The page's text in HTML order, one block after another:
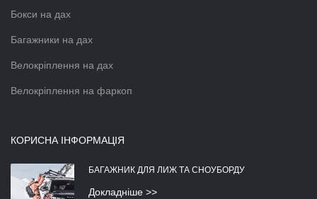
Бокси на дах
Багажники на дах
Велокріплення на дах
Велокріплення на фаркоп
КОРИСНА ІНФОРМАЦІЯ
БАГАЖНИК ДЛЯ ЛИЖ ТА СНОУБОРДУ
Докладніше >>